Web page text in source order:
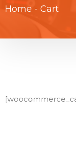
Home - Cart